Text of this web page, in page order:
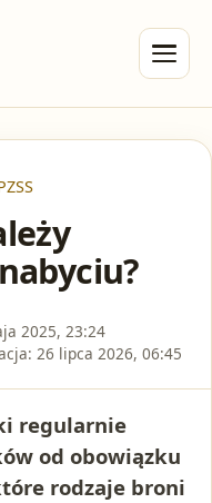
2025, 23:24
26 lipca 2026, 06:45
regularnie
od obowiązku
rodzaje broni